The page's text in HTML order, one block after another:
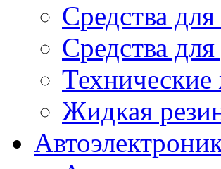
Средства
Средства
Жидкая